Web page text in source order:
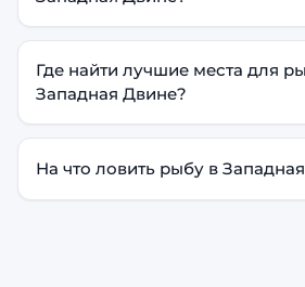
Где найти лучшие места для
Западная Двине?
На что ловить рыбу в